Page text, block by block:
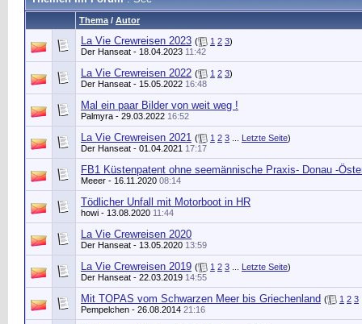
Thema / Autor
La Vie Crewreisen 2023 ( 1 2 3)
Der Hanseat - 18.04.2023 11:42
La Vie Crewreisen 2022 ( 1 2 3)
Der Hanseat - 15.05.2022 16:48
Mal ein paar Bilder von weit weg !
Palmyra - 29.03.2022 16:52
La Vie Crewreisen 2021 ( 1 2 3 Letzte Seite)
Der Hanseat - 01.04.2021 17:17
FB1 Küstenpatent ohne seemännische Praxis- Donau -
Meeer - 16.11.2020 08:14
Tödlicher Unfall mit Motorboot in HR
howi - 13.08.2020 11:44
La Vie Crewreisen 2020
Der Hanseat - 13.05.2020 13:59
La Vie Crewreisen 2019 ( 1 2 3 Letzte Seite)
Der Hanseat - 22.03.2019 14:55
Mit TOPAS vom Schwarzen Meer bis Griechenland ( 1 2 3
Pempelchen - 26.08.2014 21:16